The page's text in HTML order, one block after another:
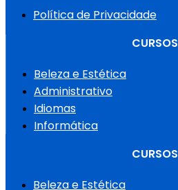
Política de Privacidade
CURSOS
Beleza e Estética
Administrativo
Idiomas
Informática
CURSOS
Beleza e Estética